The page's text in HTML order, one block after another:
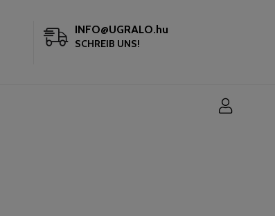
INFO@UGRALO.hu
SCHREIB UNS!